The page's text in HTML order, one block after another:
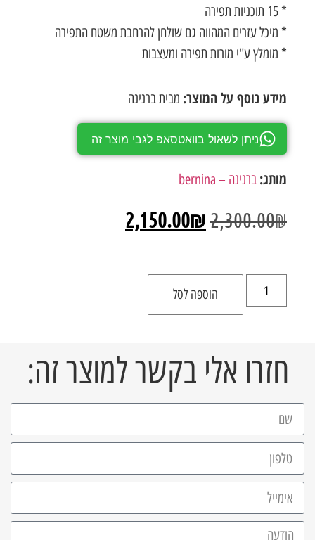
* 15 תוכניות תפירה
* מיכל עזרים המהווה גם שולחן להרחבת משטח התפירה
* מומלץ ע"י מורות תפירה ומעצבות
מידע נוסף על המוצר: מבית ברנינה
ניתן לשאול בוואטסאפ לגבי מוצר זה
מותג: ברנינה – bernina
2,300.00₪
2,150.00₪
הוספה לסל
חזרו אלי בקשר למוצר זה: